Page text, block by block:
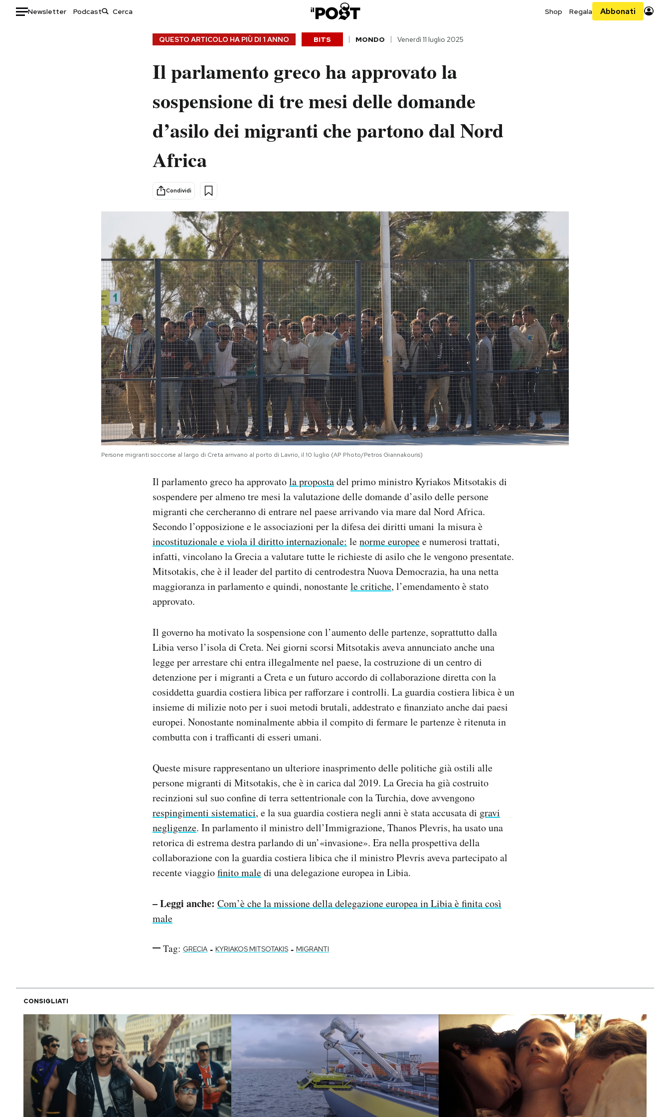
Newsletter Podcast Shop Regala Abbonati
Storie/Idee
Altrecose
Mondiali calcio 2026
AREA PERSONALE
QUESTO ARTICOLO HA PIÙ DI 1 ANNO BITS MONDO Venerdì 11 luglio 2025
Il parlamento greco ha approvato la
sospensione di tre mesi delle domande
d’asilo dei migranti che partono dal Nord
Africa
Condividi
Persone migranti soccorse al largo di Creta arrivano al porto di Lavrio, il 10 luglio (AP Photo/Petros Giannakouris)
Il parlamento greco ha approvatola propostadel primo ministro Kyriakos Mitsotakis di
sospendere per almeno tre mesi la valutazione delle domande d’asilo delle persone
migranti che cercheranno di entrare nel paese arrivando via mare dal Nord Africa.
Secondo l’opposizione e le associazioni per la difesa dei diritti umani la misura è
incostituzionale e viola il diritto internazionale: lenorme europeee numerosi trattati,
infatti, vincolano la Grecia a valutare tutte le richieste di asilo che le vengono presentate.
Mitsotakis, che è il leader del partito di centrodestra Nuova Democrazia, ha una netta
maggioranza in parlamento e quindi, nonostantele critiche, l’emendamento è stato
approvato.
Il governo ha motivato la sospensione con l’aumento delle partenze, soprattutto dalla
Libia verso l’isola di Creta. Nei giorni scorsi Mitsotakis aveva annunciato anche una
legge per arrestare chi entra illegalmente nel paese, la costruzione di un centro di
detenzione per i migranti a Creta e un futuro accordo di collaborazione diretta con la
cosiddetta guardia costiera libica per rafforzare i controlli. La guardia costiera libica è un
insieme di milizie noto per i suoi metodi brutali, addestrato e finanziato anche dai paesi
europei. Nonostante nominalmente abbia il compito di fermare le partenze è ritenuta in
combutta con i trafficanti di esseri umani.
Queste misure rappresentano un ulteriore inasprimento delle politiche già ostili alle
persone migranti di Mitsotakis, che è in carica dal 2019. La Grecia ha già costruito
recinzioni sul suo confine di terra settentrionale con la Turchia, dove avvengono
respingimenti sistematici, e la sua guardia costiera negli anni è stata accusata di gravi
negligenze. In parlamento il ministro dell’Immigrazione, Thanos Plevris, ha usato una
retorica di estrema destra parlando di un’«invasione». Era nella prospettiva della
collaborazione con la guardia costiera libica che il ministro Plevris aveva partecipato al
recente viaggiofinito maledi una delegazione europea in Libia.
– Leggi anche: Com’è che la missione della delegazione europea in Libia è finita così
male
Tag: GRECIA - KYRIAKOS MITSOTAKIS - MIGRANTI
CONSIGLIATI